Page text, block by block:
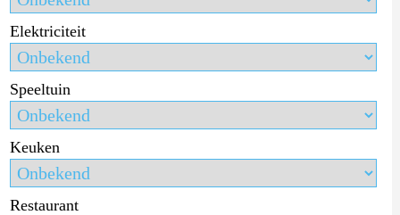
Elektriciteit
Speeltuin
Keuken
Restaurant